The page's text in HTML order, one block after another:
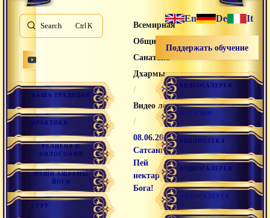
Search K
НАША ТРАДИЦИЯ
ПРАКТИКИ
РЕЛИГИЯ И
ФИЛОСОФИЯ
НАШИ АШРАМЫ
ЙОГИ
ГУРУ
Всемирная
Община
Санатана
Дхармы
/
Видео лекции
/
08.06.2012
Сатсанг
Пей
нектар
Бога!
En De It
Поддержать обучение
ВИДЕОГАЛЕРЕЯ
МАГАЗИН
БИБЛИОТЕКА
АУДИОГАЛЕРЕЯ
ФОТОГАЛЕРЕЯ